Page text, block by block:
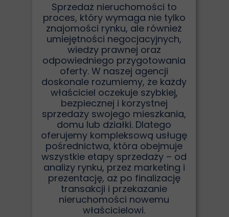
Sprzedaż nieruchomości to
proces, który wymaga nie tylko
znajomości rynku, ale również
umiejętności negocjacyjnych,
wiedzy prawnej oraz
odpowiedniego przygotowania
oferty. W naszej agencji
doskonale rozumiemy, że każdy
właściciel oczekuje szybkiej,
bezpiecznej i korzystnej
sprzedaży swojego mieszkania,
domu lub działki. Dlatego
oferujemy kompleksową usługę
pośrednictwa, która obejmuje
wszystkie etapy sprzedaży – od
analizy rynku, przez marketing i
prezentację, aż po finalizację
transakcji i przekazanie
nieruchomości nowemu
właścicielowi.